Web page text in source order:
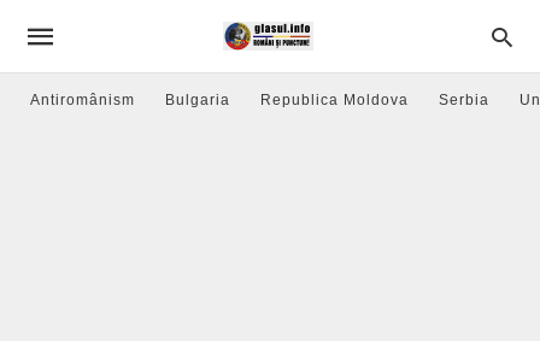
Antiromânism Bulgaria Republica Moldova Serbia